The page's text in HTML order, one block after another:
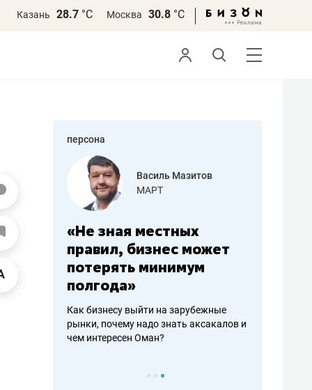
Казань 28.7 °С Москва 30.8 °С
персона
работа
Василь Мазитов
МАРТ
«Не зная местных
правил, бизнес может
потерять минимум
полгода»
Как бизнесу выйти на зарубежные
рынки, почему надо знать аксакалов и
чем интересен Оман?